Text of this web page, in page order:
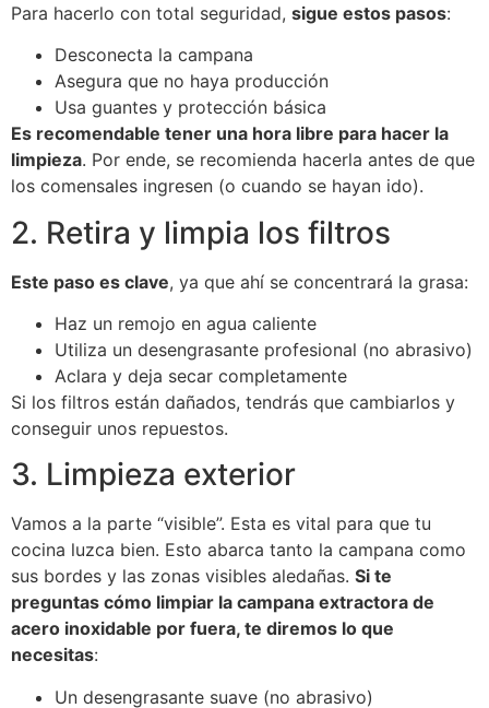
Para hacerlo con total seguridad, sigue estos pasos:
Desconecta la campana
Asegura que no haya producción
Usa guantes y protección básica
Es recomendable tener una hora libre para hacer la
limpieza. Por ende, se recomienda hacerla antes de que
los comensales ingresen (o cuando se hayan ido).
2. Retira y limpia los filtros
Este paso es clave, ya que ahí se concentrará la grasa:
Haz un remojo en agua caliente
Utiliza un desengrasante profesional (no abrasivo)
Aclara y deja secar completamente
Si los filtros están dañados, tendrás que cambiarlos y
conseguir unos repuestos.
3. Limpieza exterior
Vamos a la parte “visible”. Esta es vital para que tu
cocina luzca bien. Esto abarca tanto la campana como
sus bordes y las zonas visibles aledañas. Si te
preguntas cómo limpiar la campana extractora de
acero inoxidable por fuera, te diremos lo que
necesitas:
Un desengrasante suave (no abrasivo)